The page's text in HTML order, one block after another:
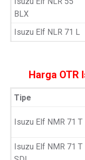
BLX
Isuzu Elf NLR 71 L
Harga OTR
Tipe
Isuzu Elf NMR 71 T
Isuzu Elf NMR 71 T